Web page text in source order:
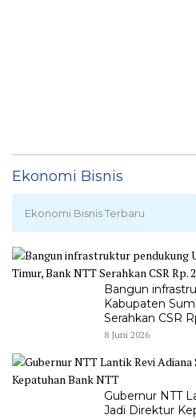
Ekonomi Bisnis
Ekonomi Bisnis Terbaru
Bangun
Kabupaten
Serahkan CSR
8 Juni 2026
Gubernur NTT
Jadi Direktur